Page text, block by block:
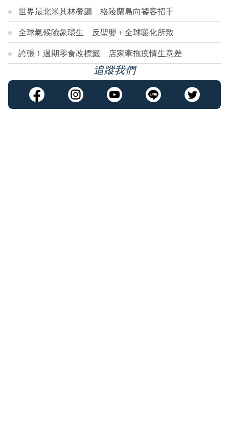
世界最北米其林餐廳 格陵蘭島向饕客招手
全球氣候險象環生 反聖嬰＋全球暖化所致
誇張！過期零食改標籤 店家牽拖疫情生意差
追蹤我們